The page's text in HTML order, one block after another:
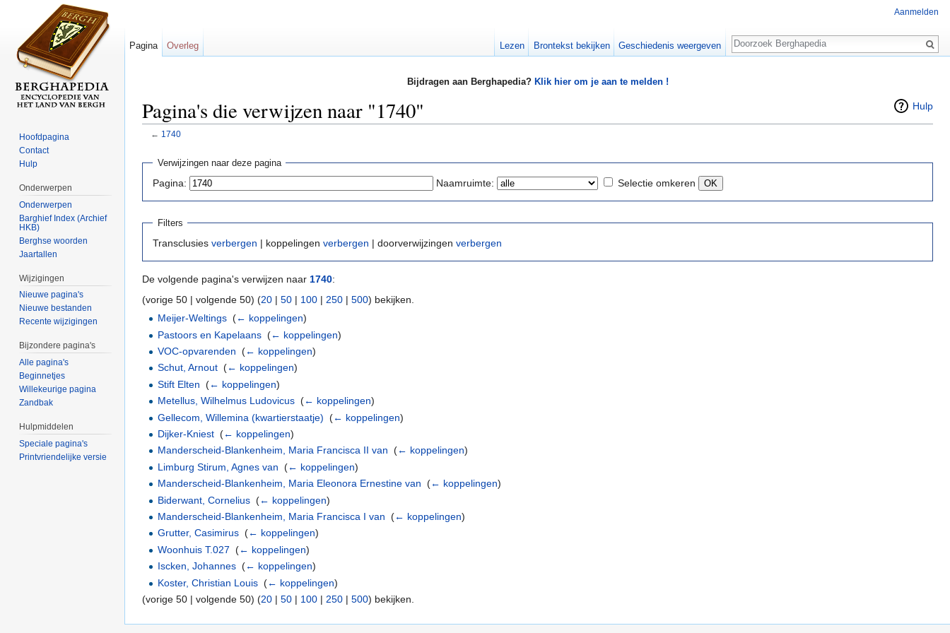
Bijdragen aan Berghapedia? Klik hier om je aan te melden !
Hulp
Pagina's die verwijzen naar "1740"
← 1740
Verwijzingen naar deze pagina
Pagina: Naamruimte: Selectie omkeren
Filters
Transclusies verbergen | koppelingen verbergen | doorverwijzingen verbergen
De volgende pagina's verwijzen naar 1740:
(vorige 50 | volgende 50) (20 | 50 | 100 | 250 | 500) bekijken.
Meijer-Weltings ‎(← koppelingen)
Pastoors en Kapelaans ‎(← koppelingen)
VOC-opvarenden ‎(← koppelingen)
Schut, Arnout ‎(← koppelingen)
Stift Elten ‎(← koppelingen)
Metellus, Wilhelmus Ludovicus ‎(← koppelingen)
Gellecom, Willemina (kwartierstaatje) ‎(← koppelingen)
Dijker-Kniest ‎(← koppelingen)
Manderscheid-Blankenheim, Maria Francisca II van ‎(← koppelingen)
Limburg Stirum, Agnes van ‎(← koppelingen)
Manderscheid-Blankenheim, Maria Eleonora Ernestine van ‎(← koppelingen)
Biderwant, Cornelius ‎(← koppelingen)
Manderscheid-Blankenheim, Maria Francisca I van ‎(← koppelingen)
Grutter, Casimirus ‎(← koppelingen)
Woonhuis T.027 ‎(← koppelingen)
Iscken, Johannes ‎(← koppelingen)
Koster, Christian Louis ‎(← koppelingen)
(vorige 50 | volgende 50) (20 | 50 | 100 | 250 | 500) bekijken.
Aanmelden
Pagina Overleg Lezen Brontekst bekijken Geschiedenis weergeven
Zoeken
Hoofdpagina
Contact
Hulp
Onderwerpen
Onderwerpen
Barghief Index (Archief
HKB)
Berghse woorden
Jaartallen
Wijzigingen
Nieuwe pagina's
Nieuwe bestanden
Recente wijzigingen
Bijzondere pagina's
Alle pagina's
Beginnetjes
Willekeurige pagina
Zandbak
Hulpmiddelen
Speciale pagina's
Printvriendelijke versie